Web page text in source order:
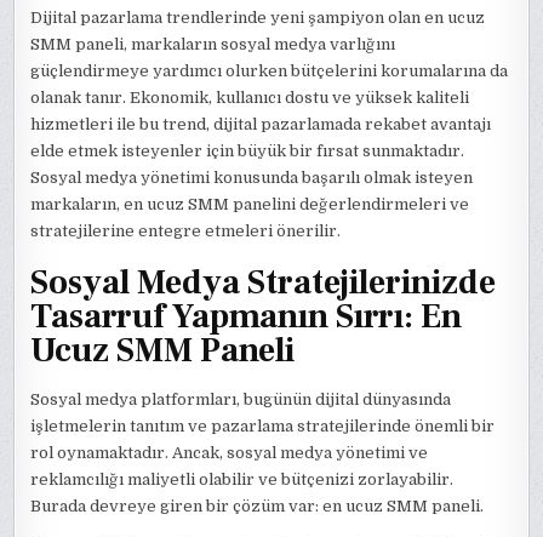
Dijital pazarlama trendlerinde yeni şampiyon olan en ucuz
SMM paneli, markaların sosyal medya varlığını
güçlendirmeye yardımcı olurken bütçelerini korumalarına da
olanak tanır. Ekonomik, kullanıcı dostu ve yüksek kaliteli
hizmetleri ile bu trend, dijital pazarlamada rekabet avantajı
elde etmek isteyenler için büyük bir fırsat sunmaktadır.
Sosyal medya yönetimi konusunda başarılı olmak isteyen
markaların, en ucuz SMM panelini değerlendirmeleri ve
stratejilerine entegre etmeleri önerilir.
Sosyal Medya Stratejilerinizde
Tasarruf Yapmanın Sırrı: En
Ucuz SMM Paneli
Sosyal medya platformları, bugünün dijital dünyasında
işletmelerin tanıtım ve pazarlama stratejilerinde önemli bir
rol oynamaktadır. Ancak, sosyal medya yönetimi ve
reklamcılığı maliyetli olabilir ve bütçenizi zorlayabilir.
Burada devreye giren bir çözüm var: en ucuz SMM paneli.